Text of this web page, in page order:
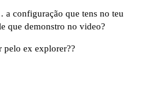
a configuração que tens no teu
que demonstro no video?
pelo ex explorer??